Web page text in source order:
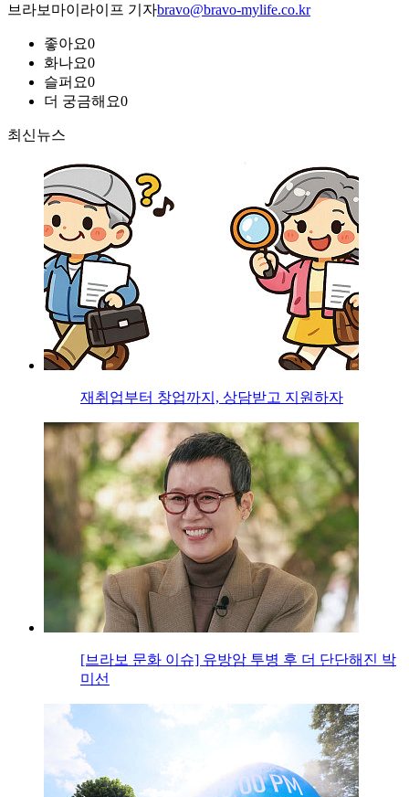
브라보마이라이프 기자bravo@bravo-mylife.co.kr
좋아요0
화나요0
슬퍼요0
더 궁금해요0
최신뉴스
재취업부터 창업까지, 상담받고 지원하자
[브라보 문화 이슈] 유방암 투병 후 더 단단해진 박
미선